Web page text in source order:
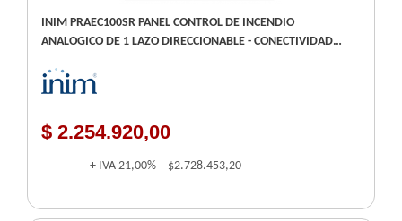
INIM PRAEC100SR PANEL CONTROL DE INCENDIO
ANALOGICO DE 1 LAZO DIRECCIONABLE - CONECTIVIDAD
$ 2.254.920,00
+ IVA 21,00% $2.728.453,20